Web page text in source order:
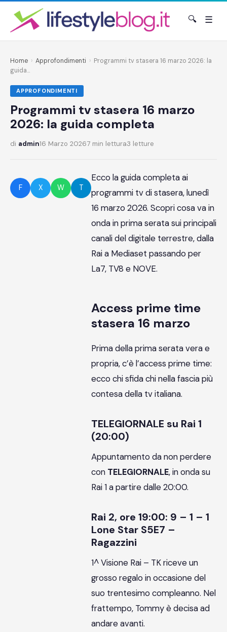
🔍 ☰
Home › Approfondimenti › Programmi tv stasera 16 marzo 2026: la
guida...
APPROFONDIMENTI
Programmi tv stasera 16 marzo
2026: la guida completa
di admin16 Marzo 20267 min lettura3 letture
F X W T
Ecco la guida completa ai
programmi tv di stasera, lunedì
16 marzo 2026. Scopri cosa va in
onda in prima serata sui principali
canali del digitale terrestre, dalla
Rai a Mediaset passando per
La7, TV8 e NOVE.
Access prime time
stasera 16 marzo
Prima della prima serata vera e
propria, c’è l’access prime time:
ecco chi sfida chi nella fascia più
contesa della tv italiana.
TELEGIORNALE su Rai 1
(20:00)
Appuntamento da non perdere
con TELEGIORNALE, in onda su
Rai 1 a partire dalle 20:00.
Rai 2, ore 19:00: 9 – 1 – 1
Lone Star S5E7 –
Ragazzini
1^ Visione Rai – TK riceve un
grosso regalo in occasione del
suo trentesimo compleanno. Nel
frattempo, Tommy è decisa ad
andare avanti.